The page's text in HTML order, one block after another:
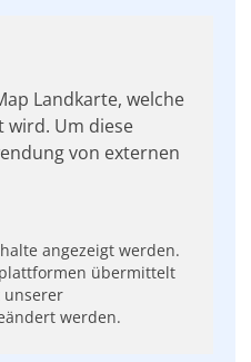
Landkarte, welche
wird. Um diese
von externen
angezeigt werden.
übermittelt
unserer
werden.